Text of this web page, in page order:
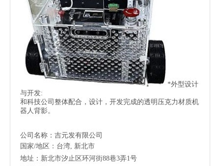
*外型设计
与开发:
和科技公司整体配合，设计，开发完成的透明压克力材质机
器人背影。
公司名称：吉元发有限公司
国家/地区：台湾, 新北市
地址：新北市汐止区环河街88巷3弄1号